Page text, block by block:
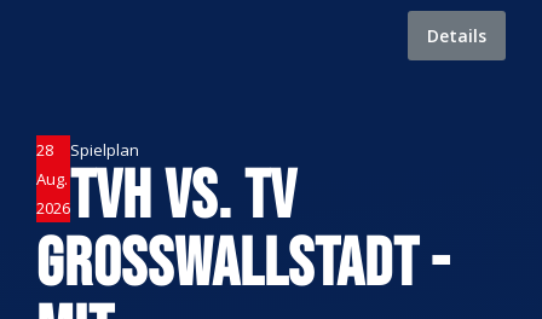
Details
28
Aug.
2026
Spielplan
TVH VS. TV
GROSSWALLSTADT -